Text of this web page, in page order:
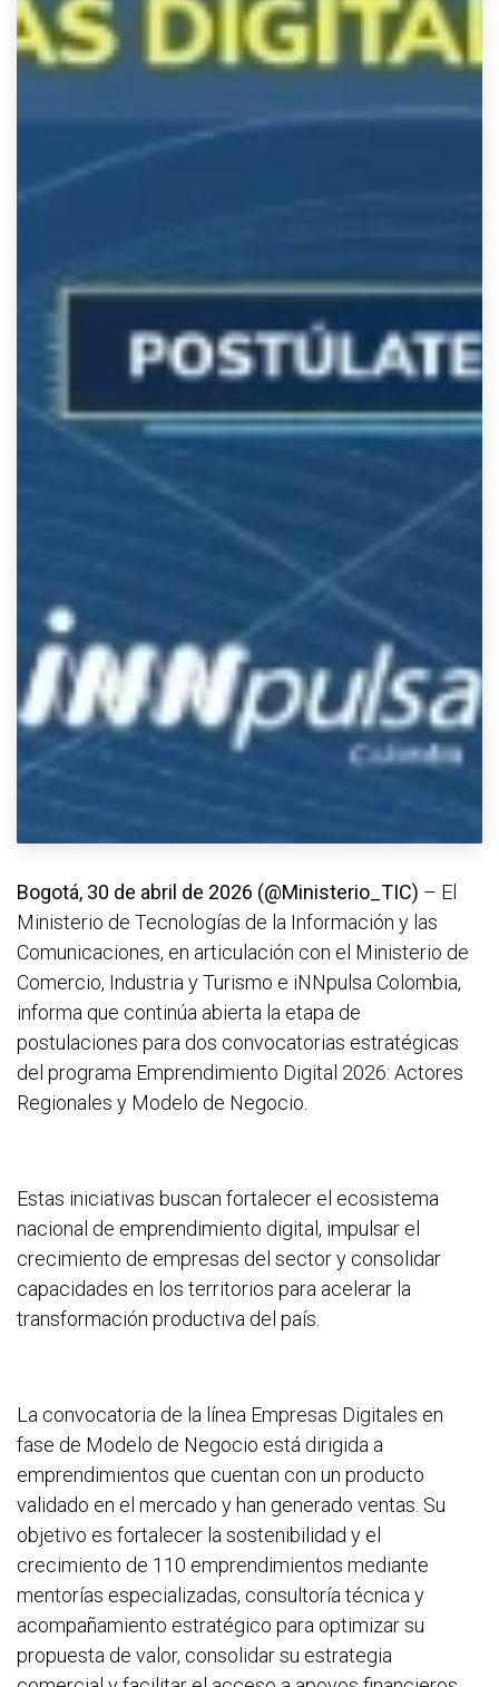
Bogotá, 30 de abril de 2026 (@Ministerio_TIC) – El
Ministerio de Tecnologías de la Información y las
Comunicaciones, en articulación con el Ministerio de
Comercio, Industria y Turismo e iNNpulsa Colombia,
informa que continúa abierta la etapa de
postulaciones para dos convocatorias estratégicas
del programa Emprendimiento Digital 2026: Actores
Regionales y Modelo de Negocio.
Estas iniciativas buscan fortalecer el ecosistema
nacional de emprendimiento digital, impulsar el
crecimiento de empresas del sector y consolidar
capacidades en los territorios para acelerar la
transformación productiva del país.
La convocatoria de la línea Empresas Digitales en
fase de Modelo de Negocio está dirigida a
emprendimientos que cuentan con un producto
validado en el mercado y han generado ventas. Su
objetivo es fortalecer la sostenibilidad y el
crecimiento de 110 emprendimientos mediante
mentorías especializadas, consultoría técnica y
acompañamiento estratégico para optimizar su
propuesta de valor, consolidar su estrategia